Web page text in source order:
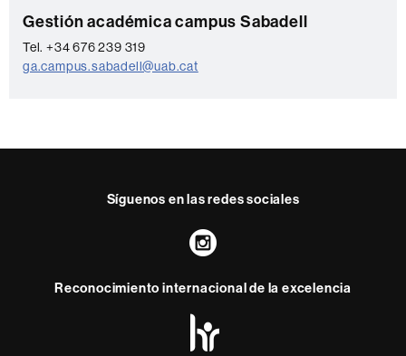
a
c
t
C
o
n
c
Gestión académica campus Sabadell
Tel. +34 676 239 319
ga.campus.sabadell@uab.cat
Síguenos en las redes sociales
Instagram
Reconocimiento internacional de la excelencia